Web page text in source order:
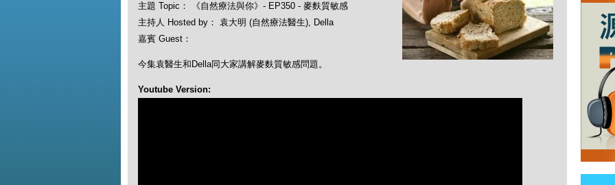
主題 Topic： 《自然療法與你》- EP350 - 麥麩質敏感
主持人 Hosted by： 袁大明 (自然療法醫生), Della
嘉賓 Guest：
今集袁醫生和Della同大家講解麥麩質敏感問題。
Youtube Version: